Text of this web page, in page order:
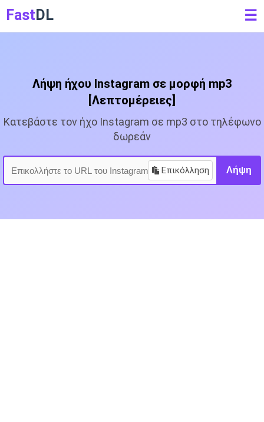
Fast DL ☰
Λήψη ήχου Instagram σε μορφή mp3
[Λεπτομέρειες]
Κατεβάστε τον ήχο Instagram σε mp3 στο τηλέφωνο
δωρεάν
Επικόλληση Λήψη